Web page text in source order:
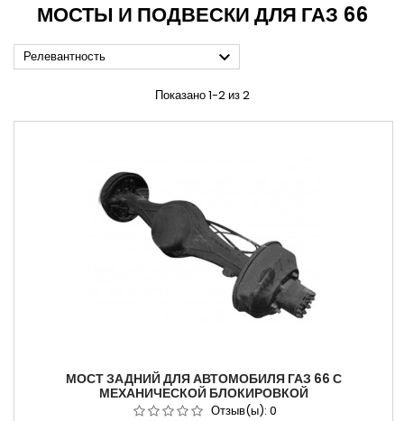
МОСТЫ И ПОДВЕСКИ ДЛЯ ГАЗ 66
Релевантность 
Показано 1-2 из 2
МОСТ ЗАДНИЙ ДЛЯ АВТОМОБИЛЯ ГАЗ 66 С
МЕХАНИЧЕСКОЙ БЛОКИРОВКОЙ
Отзыв(ы): 0